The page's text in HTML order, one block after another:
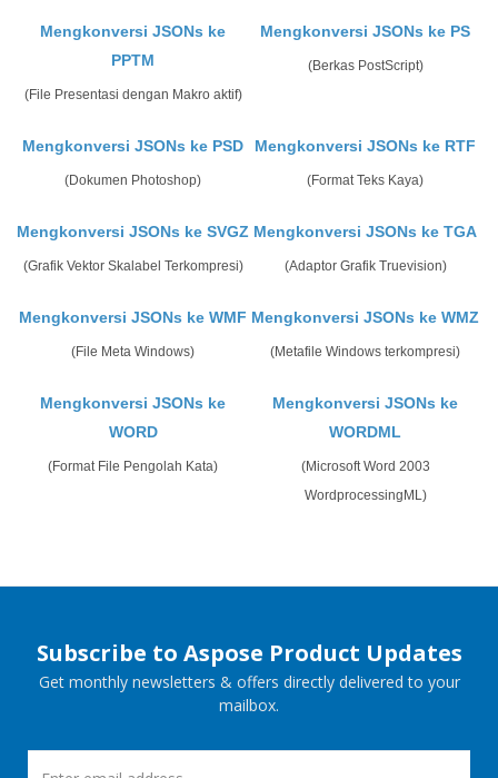
Mengkonversi JSONs ke
PPTM
(File Presentasi dengan Makro aktif)
Mengkonversi JSONs ke PS
(Berkas PostScript)
Mengkonversi JSONs ke PSD
(Dokumen Photoshop)
Mengkonversi JSONs ke RTF
(Format Teks Kaya)
Mengkonversi JSONs ke SVGZ
(Grafik Vektor Skalabel Terkompresi)
Mengkonversi JSONs ke TGA
(Adaptor Grafik Truevision)
Mengkonversi JSONs ke WMF
(File Meta Windows)
Mengkonversi JSONs ke WMZ
(Metafile Windows terkompresi)
Mengkonversi JSONs ke
WORD
(Format File Pengolah Kata)
Mengkonversi JSONs ke
WORDML
(Microsoft Word 2003
WordprocessingML)
Subscribe to Aspose Product Updates
Get monthly newsletters & offers directly delivered to your
mailbox.